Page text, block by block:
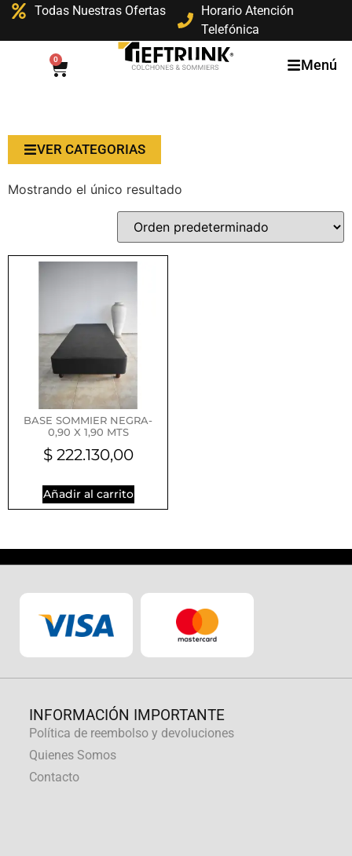
Todas Nuestras Ofertas
Horario Atención
Telefónica
0 Menú
VER CATEGORIAS
Mostrando el único resultado
BASE SOMMIER NEGRA-
0,90 X 1,90 MTS
$222.130,00
Añadir al carrito
INFORMACIÓN IMPORTANTE
Política de reembolso y devoluciones
Quienes Somos
Contacto